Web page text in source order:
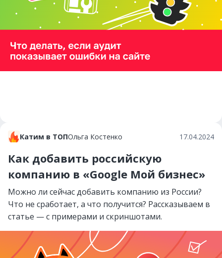
Катим в ТОПОльга Костенко 17.04.2024
Как добавить российскую
компанию в «Google Мой бизнес»
Можно ли сейчас добавить компанию из России?
Что не сработает, а что получится? Рассказываем в
статье — с примерами и скриншотами.